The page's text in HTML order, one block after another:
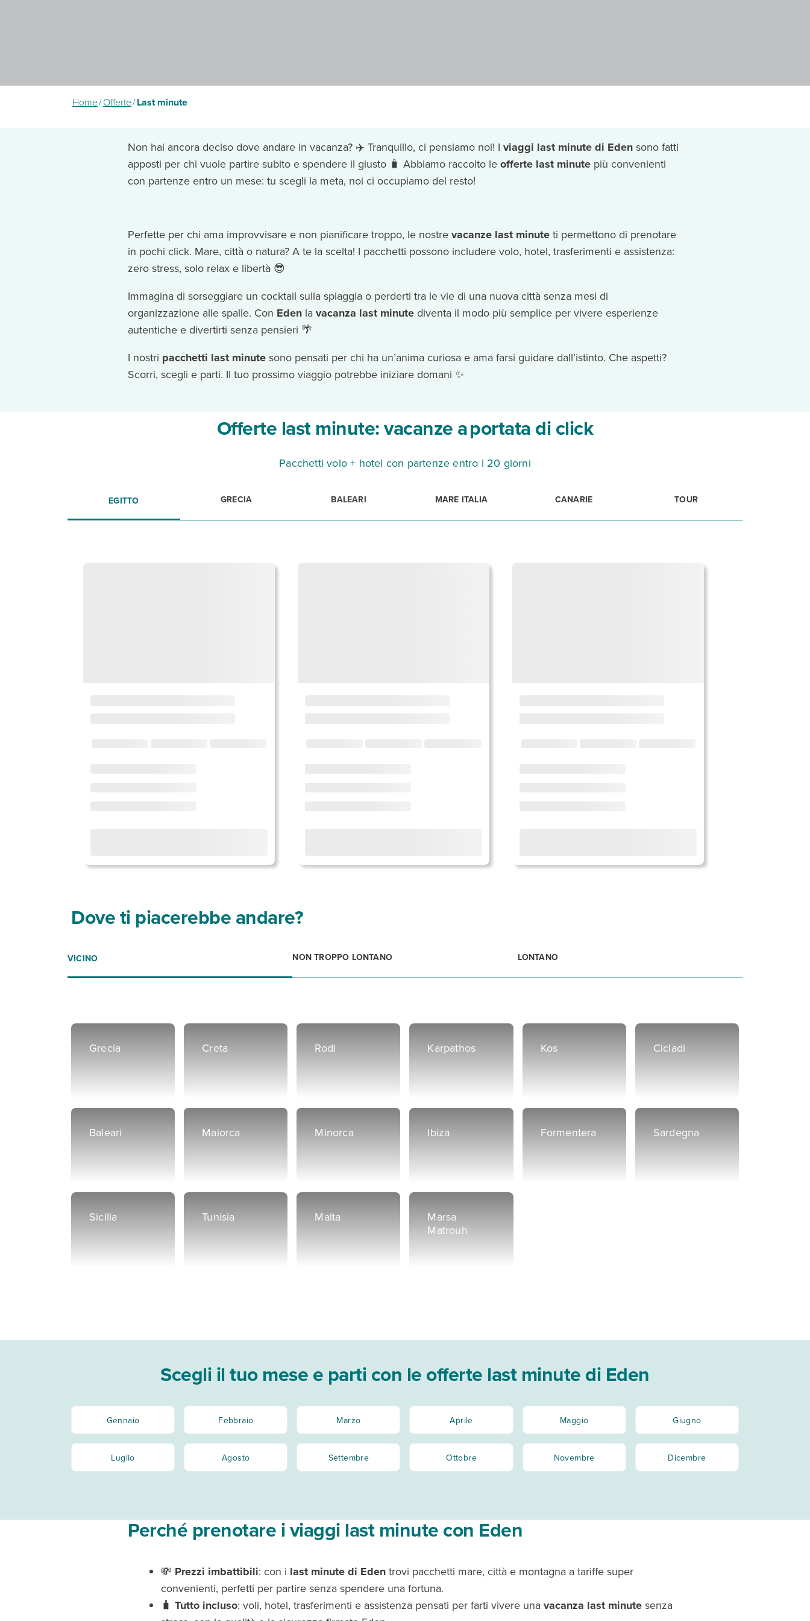
Home/Offerte/Last minute
Non hai ancora deciso dove andare in vacanza? ✈️ Tranquillo, ci pensiamo noi! I viaggi last minute di Eden sono fatti
apposti per chi vuole partire subito e spendere il giusto 🧳 Abbiamo raccolto le offerte last minute più convenienti
con partenze entro un mese: tu scegli la meta, noi ci occupiamo del resto!
Perfette per chi ama improvvisare e non pianificare troppo, le nostre vacanze last minute ti permettono di prenotare
in pochi click. Mare, città o natura? A te la scelta! I pacchetti possono includere volo, hotel, trasferimenti e assistenza:
zero stress, solo relax e libertà 😎
Immagina di sorseggiare un cocktail sulla spiaggia o perderti tra le vie di una nuova città senza mesi di
organizzazione alle spalle. Con Eden la vacanza last minute diventa il modo più semplice per vivere esperienze
autentiche e divertirti senza pensieri 🌴
I nostri pacchetti last minute sono pensati per chi ha un’anima curiosa e ama farsi guidare dall’istinto. Che aspetti?
Scorri, scegli e parti. Il tuo prossimo viaggio potrebbe iniziare domani ✨
Offerte last minute: vacanze a portata di click
Pacchetti volo + hotel con partenze entro i 20 giorni
EGITTO GRECIA BALEARI MARE ITALIA CANARIE TOUR
Dove ti piacerebbe andare?
VICINO NON TROPPO LONTANO LONTANO
Grecia Creta Rodi Karpathos Kos Cicladi
Baleari Maiorca Minorca Ibiza Formentera Sardegna
Sicilia Tunisia Malta
Marsa
Matrouh
Scegli il tuo mese e parti con le offerte last minute di Eden
Gennaio Febbraio Marzo Aprile Maggio Giugno
Luglio Agosto Settembre Ottobre Novembre Dicembre
Perché prenotare i viaggi last minute con Eden
💸 Prezzi imbattibili: con i last minute di Eden trovi pacchetti mare, città e montagna a tariffe super
convenienti, perfetti per partire senza spendere una fortuna.
🧳 Tutto incluso: voli, hotel, trasferimenti e assistenza pensati per farti vivere una vacanza last minute senza